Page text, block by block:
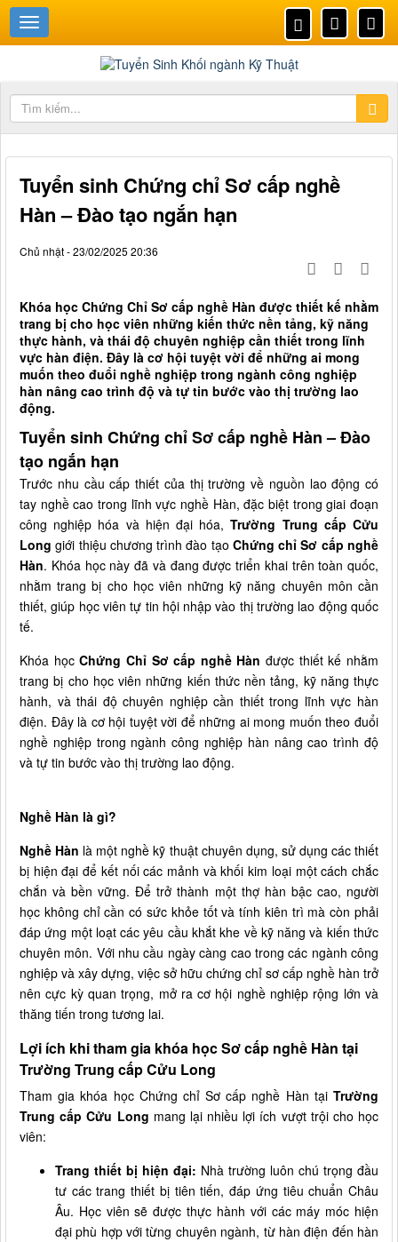
Tuyển sinh Chứng chỉ Sơ cấp nghề
Hàn – Đào tạo ngắn hạn
Chủ nhật - 23/02/2025 20:36
Khóa học Chứng Chỉ Sơ cấp nghề Hàn được thiết kế nhằm
trang bị cho học viên những kiến thức nền tảng, kỹ năng
thực hành, và thái độ chuyên nghiệp cần thiết trong lĩnh
vực hàn điện. Đây là cơ hội tuyệt vời để những ai mong
muốn theo đuổi nghề nghiệp trong ngành công nghiệp
hàn nâng cao trình độ và tự tin bước vào thị trường lao
động.
Tuyển sinh Chứng chỉ Sơ cấp nghề Hàn – Đào
tạo ngắn hạn
Trước nhu cầu cấp thiết của thị trường về nguồn lao động có
tay nghề cao trong lĩnh vực nghề Hàn, đặc biệt trong giai đoạn
công nghiệp hóa và hiện đại hóa,Trường Trung cấp Cửu
Long giới thiệu chương trình đào tạo Chứng chỉ Sơ cấp nghề
Hàn. Khóa học này đã và đang được triển khai trên toàn quốc,
nhằm trang bị cho học viên những kỹ năng chuyên môn cần
thiết, giúp học viên tự tin hội nhập vào thị trường lao động quốc
tế.
Khóa họcChứng Chỉ Sơ cấp nghề Hàn được thiết kế nhằm
trang bị cho học viên những kiến thức nền tảng, kỹ năng thực
hành, và thái độ chuyên nghiệp cần thiết trong lĩnh vực hàn
điện. Đây là cơ hội tuyệt vời để những ai mong muốn theo đuổi
nghề nghiệp trong ngành công nghiệp hàn nâng cao trình độ
và tự tin bước vào thị trường lao động.
Nghề Hàn là gì?
Nghề Hàn là một nghề kỹ thuật chuyên dụng, sử dụng các thiết
bị hiện đại để kết nối các mảnh và khối kim loại một cách chắc
chắn và bền vững. Để trở thành một thợ hàn bậc cao, người
học không chỉ cần có sức khỏe tốt và tính kiên trì mà còn phải
đáp ứng một loạt các yêu cầu khắt khe về kỹ năng và kiến thức
chuyên môn. Với nhu cầu ngày càng cao trong các ngành công
nghiệp và xây dựng, việc sở hữu chứng chỉ sơ cấp nghề hàn trở
nên cực kỳ quan trọng, mở ra cơ hội nghề nghiệp rộng lớn và
thăng tiến trong tương lai.
Lợi ích khi tham gia khóa học Sơ cấp nghề Hàn tại
Trường Trung cấp Cửu Long
Tham gia khóa học Chứng chỉ Sơ cấp nghề Hàn tại Trường
Trung cấp Cửu Long mang lại nhiều lợi ích vượt trội cho học
viên:
Trang thiết bị hiện đại: Nhà trường luôn chú trọng đầu
tư các trang thiết bị tiên tiến, đáp ứng tiêu chuẩn Châu
Âu. Học viên sẽ được thực hành với các máy móc hiện
đại phù hợp với từng chuyên ngành, từ hàn điện đến hàn